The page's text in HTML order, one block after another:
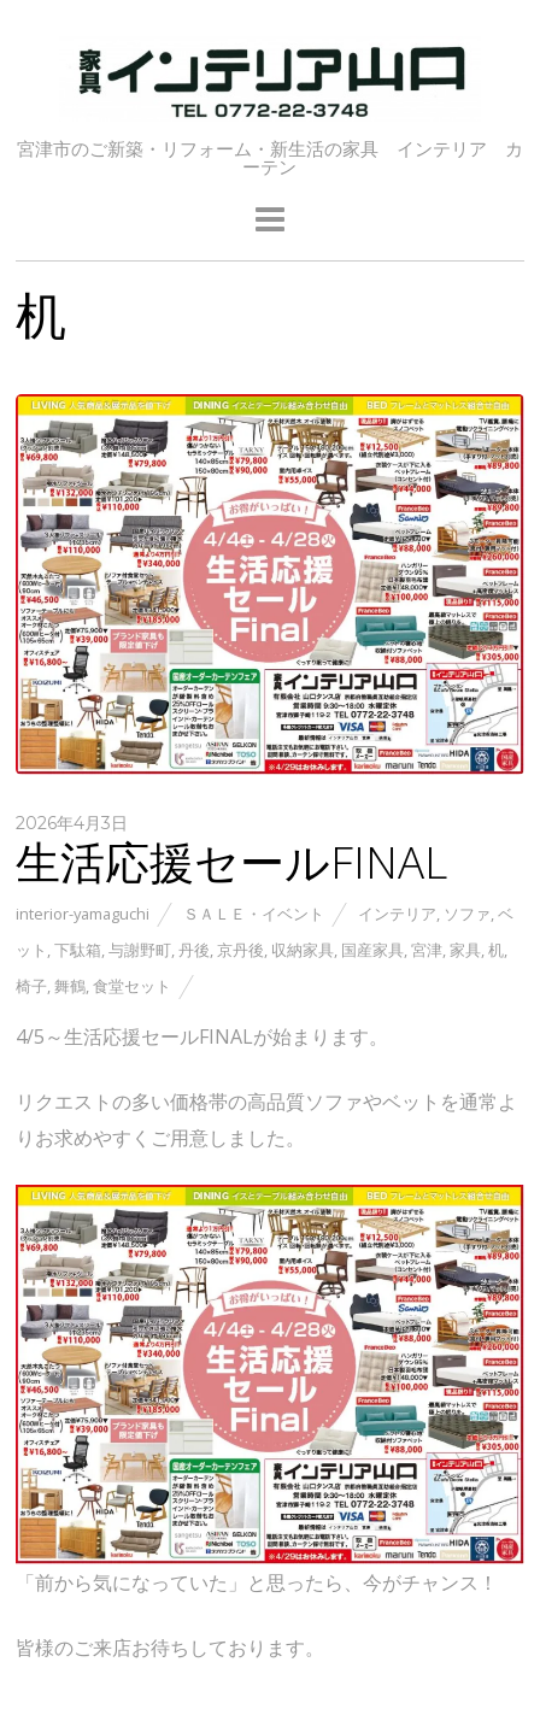
宮津市のご新築・リフォーム・新生活の家具 インテリア カ
ーテン
机
2026年4月3日
生活応援セールFINAL
interior-yamaguchi ＳＡＬＥ・イベント インテリア ソファ ,ベ
ット ,下駄箱 ,与謝野町 ,丹後 ,京丹後 収納家具 国産家具 ,宮津 ,家具 ,机
椅子 ,舞鶴 ,食堂セット
4/5～生活応援セールFINALが始まります。
リクエストの多い価格帯の高品質ソファやベットを通常よ
りお求めやすくご用意しました。
「前から気になっていた」と思ったら、今がチャンス！
皆様のご来店お待ちしております。